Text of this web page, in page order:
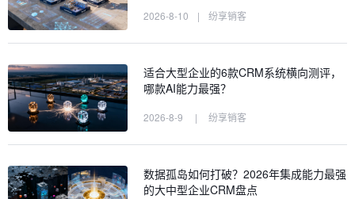
2026-8-10 | 纷享销客
适合大型企业的6款CRM系统横向测评，
哪款AI能力最强？
2026-8-9 | 纷享销客
数据孤岛如何打破？2026年集成能力最强
的大中型企业CRM盘点